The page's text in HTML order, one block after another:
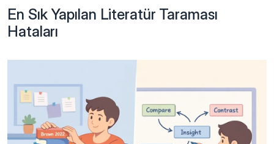
En Sık Yapılan Literatür Taraması
Hataları